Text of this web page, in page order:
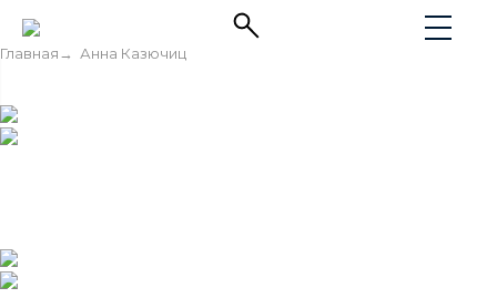
Главная→ Анна Казючиц